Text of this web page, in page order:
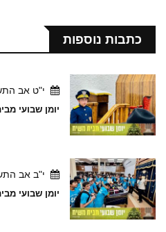
כתבות נוספות
י"ט אב
יומן שבועי מבית משיח-
י"ב אב
יומן שבועי מבית משיח-